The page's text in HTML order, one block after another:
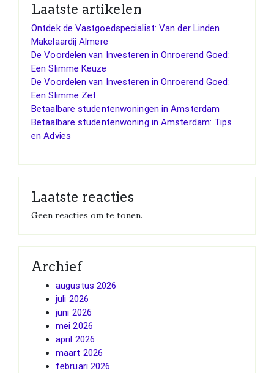
Laatste artikelen
Ontdek de Vastgoedspecialist: Van der Linden
Makelaardij Almere
De Voordelen van Investeren in Onroerend Goed:
Een Slimme Keuze
De Voordelen van Investeren in Onroerend Goed:
Een Slimme Zet
Betaalbare studentenwoningen in Amsterdam
Betaalbare studentenwoning in Amsterdam: Tips
en Advies
Laatste reacties
Geen reacties om te tonen.
Archief
augustus 2026
juli 2026
juni 2026
mei 2026
april 2026
maart 2026
februari 2026